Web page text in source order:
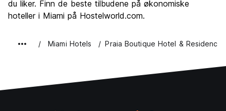
du liker. Finn de beste tilbudene på økonomiske
hoteller i Miami på Hostelworld.com.
Miami Hotels Praia Boutique Hotel & Residence